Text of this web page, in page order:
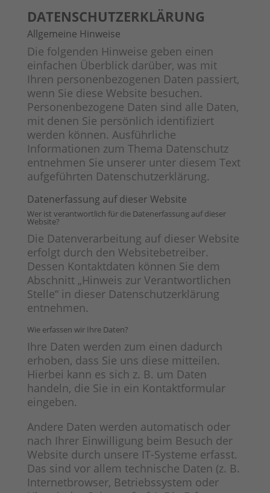
DATENSCHUTZ­ERKLÄRUNG
Allgemeine Hinweise
Die folgenden Hinweise geben einen
einfachen Überblick darüber, was mit
Ihren personenbezogenen Daten passiert,
wenn Sie diese Website besuchen.
Personenbezogene Daten sind alle Daten,
mit denen Sie persönlich identifiziert
werden können. Ausführliche
Informationen zum Thema Datenschutz
entnehmen Sie unserer unter diesem Text
aufgeführten Datenschutzerklärung.
Datenerfassung auf dieser Website
Wer ist verantwortlich für die Datenerfassung auf dieser
Website?
Die Datenverarbeitung auf dieser Website
erfolgt durch den Websitebetreiber.
Dessen Kontaktdaten können Sie dem
Abschnitt „Hinweis zur Verantwortlichen
Stelle“ in dieser Datenschutzerklärung
entnehmen.
Wie erfassen wir Ihre Daten?
Ihre Daten werden zum einen dadurch
erhoben, dass Sie uns diese mitteilen.
Hierbei kann es sich z. B. um Daten
handeln, die Sie in ein Kontaktformular
eingeben.
Andere Daten werden automatisch oder
nach Ihrer Einwilligung beim Besuch der
Website durch unsere IT-Systeme erfasst.
Das sind vor allem technische Daten (z. B.
Internetbrowser, Betriebssystem oder